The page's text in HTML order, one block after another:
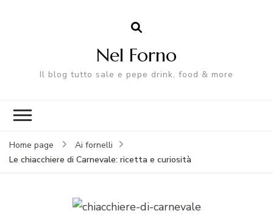
Nel Forno
Il blog tutto sale e pepe drink, food & more
Home page
Ai fornelli
Le chiacchiere di Carnevale: ricetta e curiosità